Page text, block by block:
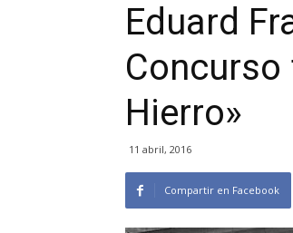
Eduard
Hierro»
11 abril, 2016
Compartir en Facebook